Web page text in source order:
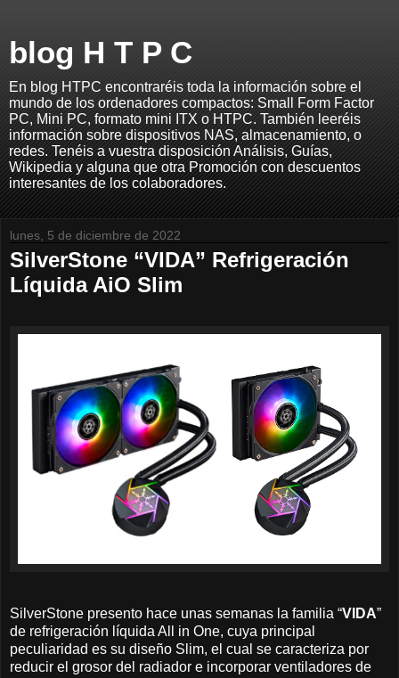
blog H T P C
En blog HTPC encontraréis toda la información sobre el
mundo de los ordenadores compactos: Small Form Factor
PC, Mini PC, formato mini ITX o HTPC. También leeréis
información sobre dispositivos NAS, almacenamiento, o
redes. Tenéis a vuestra disposición Análisis, Guías,
Wikipedia y alguna que otra Promoción con descuentos
interesantes de los colaboradores.
lunes, 5 de diciembre de 2022
SilverStone “VIDA” Refrigeración
Líquida AiO Slim
SilverStone presento hace unas semanas la familia “VIDA”
de refrigeración líquida All in One, cuya principal
peculiaridad es su diseño Slim, el cual se caracteriza por
reducir el grosor del radiador e incorporar ventiladores de